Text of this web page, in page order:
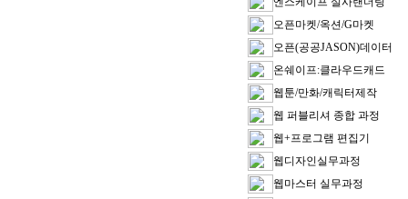
오픈마켓/옥션/G마켓
오픈(공공JASON)데이터
온쉐이프:클라우드캐드
웹툰/만화/캐릭터제작
웹 퍼블리셔 종합 과정
웹+프로그램 편집기
웹디자인실무과정
웹마스터 실무과정